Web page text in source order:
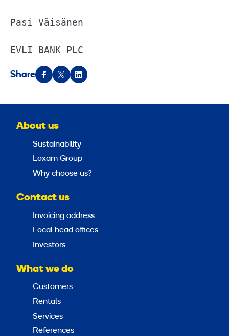
Pasi Väisänen
EVLI BANK PLC
Share
About us
Sustainability
Loxam Group
Why choose us?
Contact us
Invoicing address
Local head offices
Investors
What we do
Customers
Rentals
Services
References